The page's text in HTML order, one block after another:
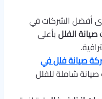
أفضل الشركات في
الفللبأعلى
صيانة فلل في
شاملة للفلل